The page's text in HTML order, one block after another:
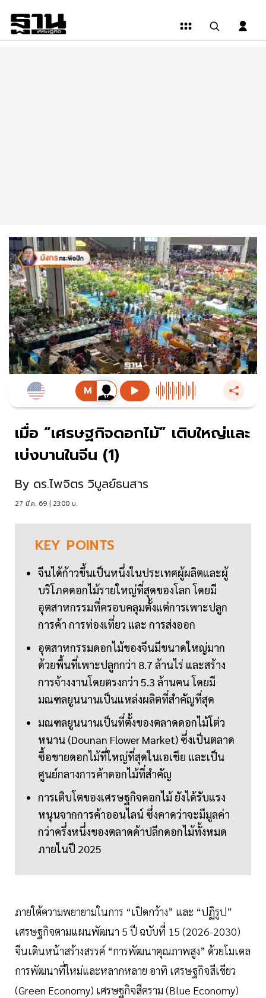
เมื่อ “เศรษฐกิจดอกไม้” เติบใหญ่และ
เบ่งบานในจีน (1)
By ดร.ไพจิตร วิบูลย์ธนสาร
27 มี.ค. 69 | 23:00 น.
KEY POINTS
จีนได้ก้าวขึ้นเป็นหนึ่งในประเทศผู้ผลิตและผู้
บริโภคดอกไม้รายใหญ่ที่สุดของโลก โดยมี
อุตสาหกรรมที่ครอบคลุมตั้งแต่การเพาะปลูก
การค้า การท่องเที่ยว และ การส่งออก
อุตสาหกรรมดอกไม้ของจีนมีขนาดใหญ่มาก
ด้วยพื้นที่เพาะปลูกกว่า 8.7 ล้านไร่ และสร้าง
การจ้างงานโดยตรงกว่า 5.3 ล้านคน โดยมี
มณฑลยูนนานเป็นแหล่งผลิตที่สำคัญที่สุด
มณฑลยูนนานเป็นที่ตั้งของตลาดดอกไม้โต่ว
หนาน (Dounan Flower Market) ซึ่งเป็นตลาด
ซื้อขายดอกไม้ที่ใหญ่ที่สุดในเอเชีย และเป็น
ศูนย์กลางการค้าดอกไม้ที่สำคัญ
การเติบโตของเศรษฐกิจดอกไม้ ยังได้รับแรง
หนุนจากการค้าออนไลน์ ซึ่งคาดว่าจะมีมูลค่า
กว่าครึ่งหนึ่งของตลาดค้าปลีกดอกไม้ทั้งหมด
ภายในปี 2025
‪ภายใต้ความพยายามในการ “เปิดกว้าง” และ “ปฏิรูป”
เศรษฐกิจตามแผนพัฒนา 5 ปี ฉบับที่ 15 (2026-2030)
จีนเดินหน้าสร้างสรรค์ “การพัฒนาคุณภาพสูง” ด้วยโมเดล
การพัฒนาที่ใหม่และหลากหลาย อาทิ เศรษฐกิจสีเขียว
(Green Economy) เศรษฐกิจสีคราม (Blue Economy)